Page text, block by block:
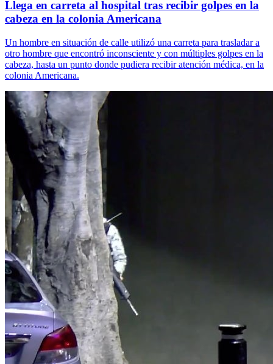
Llega en carreta al hospital tras recibir golpes en la
cabeza en la colonia Americana
Un hombre en situación de calle utilizó una carreta para trasladar a
otro hombre que encontró inconsciente y con múltiples golpes en la
cabeza, hasta un punto donde pudiera recibir atención médica, en la
colonia Americana.